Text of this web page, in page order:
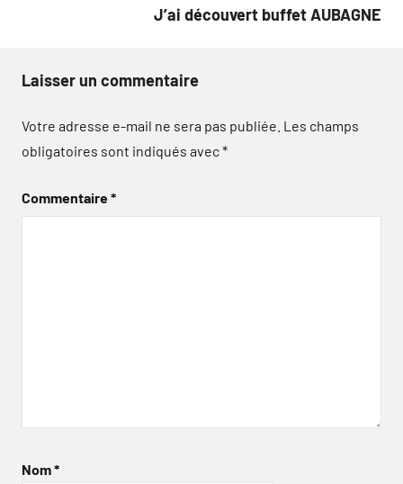
J’ai découvert buffet AUBAGNE
Laisser un commentaire
Votre adresse e-mail ne sera pas publiée. Les champs
obligatoires sont indiqués avec*
Commentaire*
Nom*